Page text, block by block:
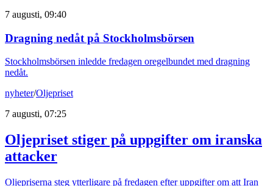
7 augusti, 09:40
Dragning nedåt på Stockholmsbörsen
Stockholmsbörsen inledde fredagen oregelbundet med dragning
nedåt.
nyheter/Oljepriset
7 augusti, 07:25
Oljepriset stiger på uppgifter om iranska
attacker
Oljepriserna steg ytterligare på fredagen efter uppgifter om att Iran